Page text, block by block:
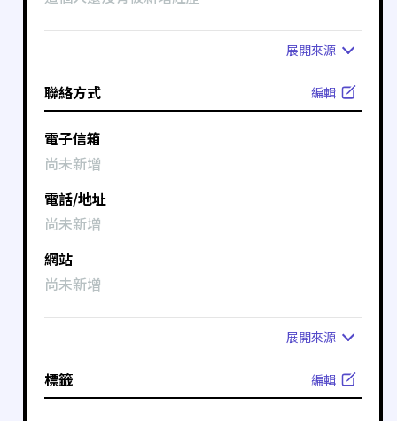
展開來源
聯絡方式 編輯
電子信箱
尚未新增
電話/地址
尚未新增
網站
尚未新增
展開來源
標籤 編輯